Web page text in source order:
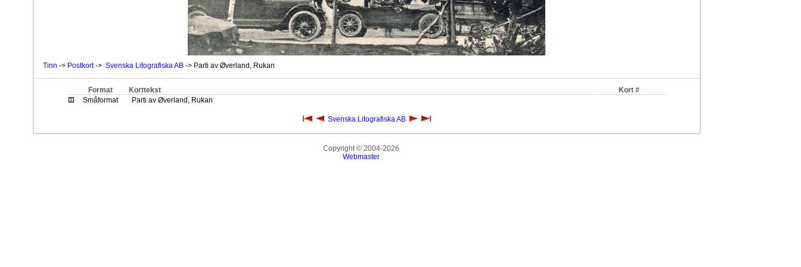
Tinn -> Postkort-> Svenska Litografiska AB -> Parti av Øverland, Rukan
Format Korttekst
Kort #
Småformat
Parti av Øverland, Rukan
Svenska Litografiska AB
Copyright © 2004-2026
Webmaster